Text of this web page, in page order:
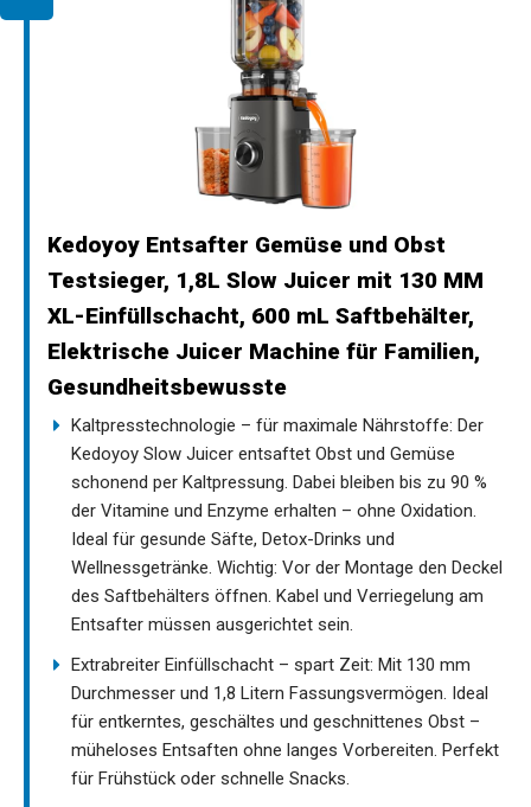
Kedoyoy Entsafter Gemüse und Obst
Testsieger, 1,8L Slow Juicer mit 130 MM
XL-Einfüllschacht, 600 mL Saftbehälter,
Elektrische Juicer Machine für Familien,
Gesundheitsbewusste
Kaltpresstechnologie – für maximale Nährstoffe: Der
Kedoyoy Slow Juicer entsaftet Obst und Gemüse
schonend per Kaltpressung. Dabei bleiben bis zu 90 %
der Vitamine und Enzyme erhalten – ohne Oxidation.
Ideal für gesunde Säfte, Detox-Drinks und
Wellnessgetränke. Wichtig: Vor der Montage den Deckel
des Saftbehälters öffnen. Kabel und Verriegelung am
Entsafter müssen ausgerichtet sein.
Extrabreiter Einfüllschacht – spart Zeit: Mit 130 mm
Durchmesser und 1,8 Litern Fassungsvermögen. Ideal
für entkerntes, geschältes und geschnittenes Obst –
müheloses Entsaften ohne langes Vorbereiten. Perfekt
für Frühstück oder schnelle Snacks.